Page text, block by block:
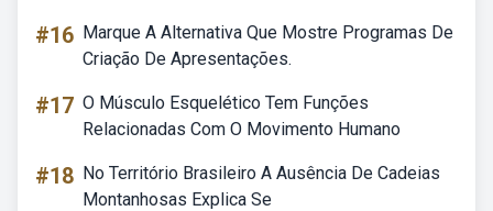
#16 Marque A Alternativa Que Mostre Programas De
Criação De Apresentações.
#17 O Músculo Esquelético Tem Funções
Relacionadas Com O Movimento Humano
#18 No Território Brasileiro A Ausência De Cadeias
Montanhosas Explica Se